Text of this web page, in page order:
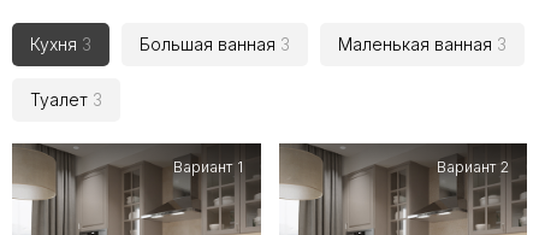
Кухня 3 Большая ванная 3 Маленькая ванная 3
Туалет 3
Вариант 1 Вариант 2